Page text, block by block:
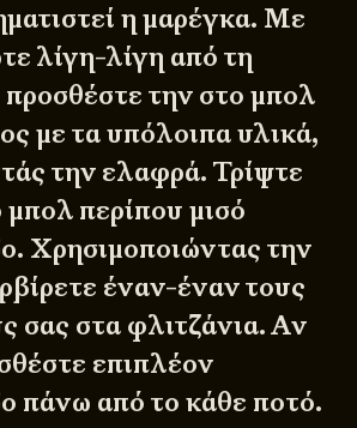
η μαρέγκα. Με
λίγη-λίγη από τη
την στο μπολ
με τα υπόλοιπα υλικά,
την ελαφρά. Τρίψτε
περίπου μισό
Χρησιμοποιώντας την
έναν-έναν τους
σας στα φλιτζάνια. Αν
επιπλέον
πάνω από το κάθε ποτό.